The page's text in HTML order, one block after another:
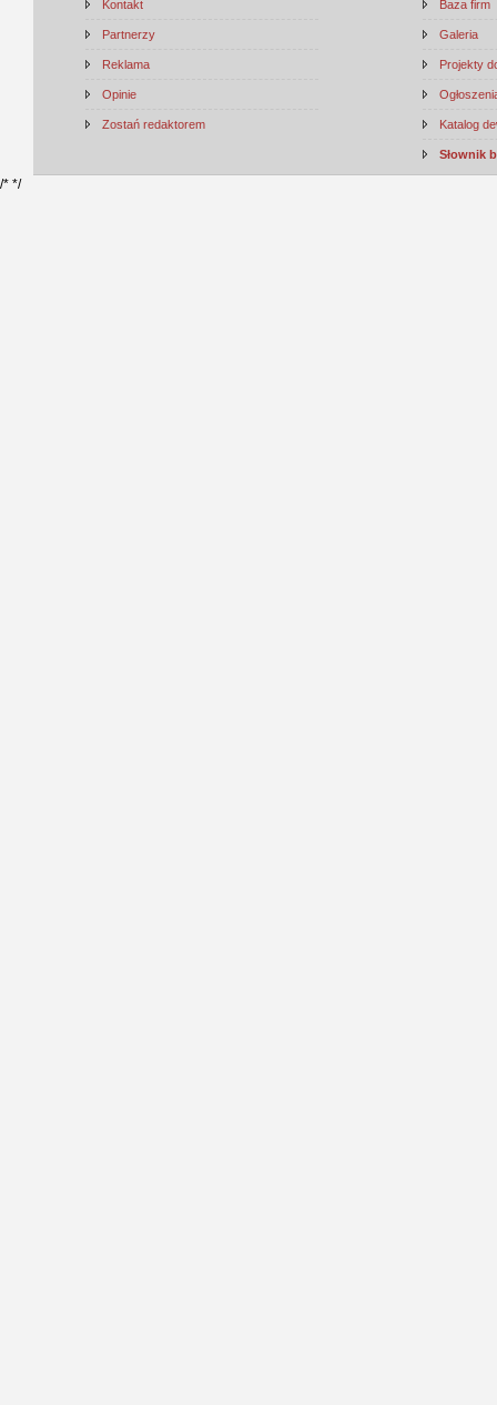
Kontakt
Partnerzy
Reklama
Opinie
Zostań redaktorem
Baza firm
Galeria
Projekty
Katalog
Słownik
/* */